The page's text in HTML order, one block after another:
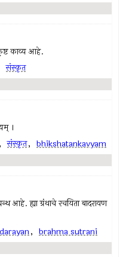
काव्य आहे.
संस्कृत
।
, संस्कृत, bhikshatankavyam
आहे. ह्या ग्रंथाचे रचयिता बादरायण
, brahma sutrani